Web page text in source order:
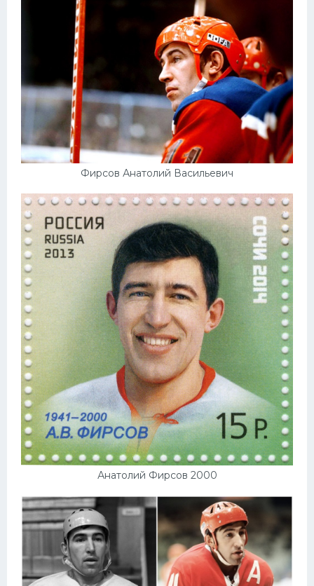
Фирсов Анатолий Васильевич
Анатолий Фирсов 2000